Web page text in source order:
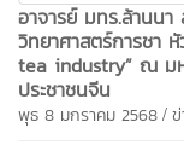
อาจารย์ มทร.ล้านนา
วิทยาศาสตร์การชา
tea industry” ณ มห
ประชาชนจีน
พุธ 8 มกราคม 2568 /